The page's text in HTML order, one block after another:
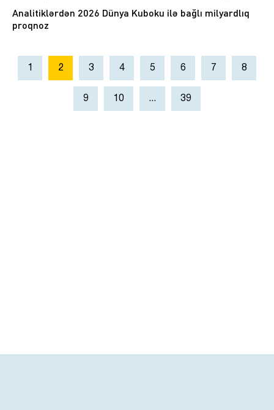
Analitiklərdən 2026 Dünya Kuboku ilə bağlı milyardlıq
proqnoz
1 2 3 4 5 6 7 8
9 10 ... 39